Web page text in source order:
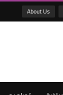
About Us